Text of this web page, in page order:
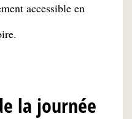
accessible en
la journée